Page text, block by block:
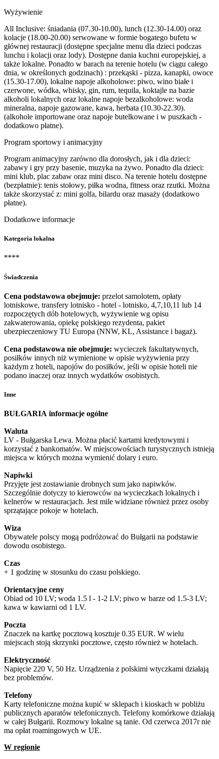
Wyżywienie
All Inclusive: śniadania (07.30-10.00), lunch (12.30-14.00) oraz
kolacje (18.00-20.00) serwowane w formie bogatego bufetu w
głównej restauracji (dostępne specjalne menu dla dzieci podczas
lunchu i kolacji oraz lody). Dostępne dania kuchni europejskiej, a
także lokalne. Ponadto w barach na terenie hotelu (w ciągu całego
dnia, w określonych godzinach) : przekąski - pizza, kanapki, owoce
(15.30-17.00), lokalne napoje alkoholowe: piwo, wino białe i
czerwone, wódka, whisky, gin, rum, tequila, koktajle na bazie
alkoholi lokalnych oraz lokalne napoje bezalkoholowe: woda
mineralna, napoje gazowane, kawa, herbata (10.30-22.30).
(alkohole importowane oraz napoje butelkowane i w puszkach -
dodatkowo płatne).
Program sportowy i animacyjny
Program animacyjny zarówno dla dorosłych, jak i dla dzieci:
zabawy i gry przy basenie, muzyka na żywo. Ponadto dla dzieci:
mini klub, plac zabaw oraz mini disco. Na terenie hotelu dostępne
(bezpłatnie): tenis stołowy, piłka wodna, fitness oraz rzutki. Można
także skorzystać z: mini golfa, bilardu oraz masaży (dodatkowo
płatne).
Dodatkowe informacje
Kategoria lokalna
****
Świadczenia
Cena podstawowa obejmuje: przelot samolotem, opłaty
lotniskowe, transfery lotnisko - hotel - lotnisko, 4,7,10,11 lub 14
rozpoczętych dób hotelowych, wyżywienie wg opisu
zakwaterowania, opiekę polskiego rezydenta, pakiet
ubezpieczeniowy TU Europa (NNW, KL, Assistance i bagaż).
Cena podstawowa nie obejmuje: wycieczek fakultatywnych,
posiłków innych niż wymienione w opisie wyżywienia przy
każdym z hoteli, napojów do posiłków, jeśli w opisie hoteli nie
podano inaczej oraz innych wydatków osobistych.
Inne
BUŁGARIA informacje ogólne
Waluta
LV - Bułgarska Lewa. Można płacić kartami kredytowymi i
korzystać z bankomatów. W miejscowościach turystycznych istnieją
miejsca w których można wymienić dolary i euro.
Napiwki
Przyjęte jest zostawianie drobnych sum jako napiwków.
Szczególnie dotyczy to kierowców na wycieczkach lokalnych i
kelnerów w restauracjach. Jest mile widziane również przez osoby
sprzątające pokoje w hotelach.
Wiza
Obywatele polscy mogą podróżować do Bułgarii na podstawie
dowodu osobistego.
Czas
+ 1 godzinę w stosunku do czasu polskiego.
Orientacyjne ceny
Obiad od 10 LV; woda 1.5 l - 1-2 LV; piwo w barze od 1.5-3 LV;
kawa w kawiarni od 1 LV.
Poczta
Znaczek na kartkę pocztową kosztuje 0.35 EUR. W wielu
miejscach stoją skrzynki pocztowe, często również w hotelach.
Elektryczność
Napięcie 220 V, 50 Hz. Urządzenia z polskimi wtyczkami działają
bez problemów.
Telefony
Karty telefoniczne można kupić w sklepach i kioskach w pobliżu
publicznych aparatów telefonicznych. Telefony komórkowe działają
w całej Bułgarii. Rozmowy lokalne są tanie. Od czerwca 2017r nie
ma opłat roamingowych w UE.
W regionie